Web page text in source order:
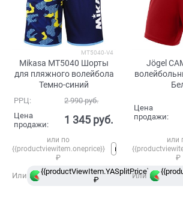
MT5040-V4
Mikasa MT5040 Шорты
для пляжного волейбола
Темно-синий
РРЦ: 2 990 руб.
Цена
продажи:
1 345 руб.
или по
{{productviewitem.oneprice}}
₽
Или
{{productViewItem.YASplitPrice}}
₽
в
Сплит
Jögel
Цена
продажи:
или
₽
Или